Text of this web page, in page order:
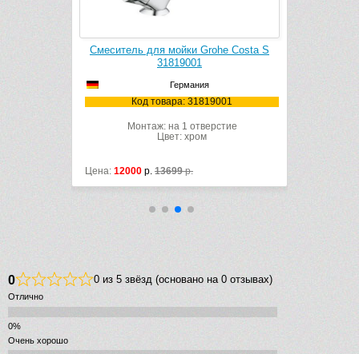
Смеситель для мойки Grohe Costa S
31819001
Германия
Код товара: 31819001
Монтаж: на 1 отверстие
Цвет: хром
Цена: 12000 р. 13699р.
0 0 из 5 звёзд (основано на 0 отзывах)
Отлично
Очень хорошо